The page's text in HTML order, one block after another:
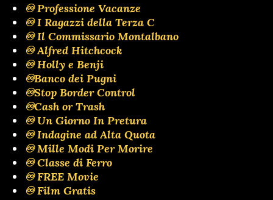
♾️ Professione Vacanze
♾️ I Ragazzi della Terza C
♾️ Il Commissario Montalbano
♾️ Alfred Hitchcock
♾️ Holly e Benji
♾️Banco dei Pugni
♾️Stop Border Control
♾️Cash or Trash
♾️ Un Giorno In Pretura
♾️ Indagine ad Alta Quota
♾️ Mille Modi Per Morire
♾️ Classe di Ferro
♾️ FREE Movie
♾️ Film Gratis